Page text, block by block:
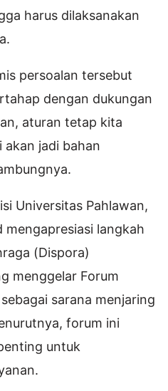
harus dilaksanakan
persoalan tersebut
dengan dukungan
aturan tetap kita
akan jadi bahan
Universitas Pahlawan,
mengapresiasi langkah
(Dispora)
menggelar Forum
sarana menjaring
forum ini
untuk